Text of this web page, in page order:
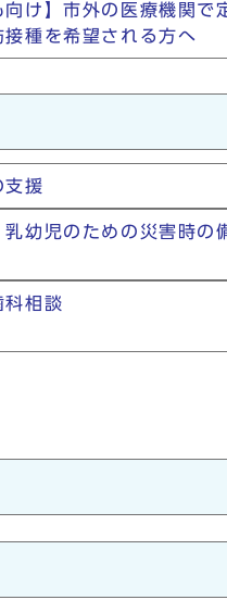
向け】市外の医療機関で
接種を希望される方へ
支援
乳幼児のための災害時の
科相談